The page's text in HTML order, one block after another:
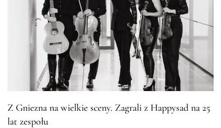
Z Gniezna na wielkie sceny. Zagrali z Happysad na 25
lat zespołu